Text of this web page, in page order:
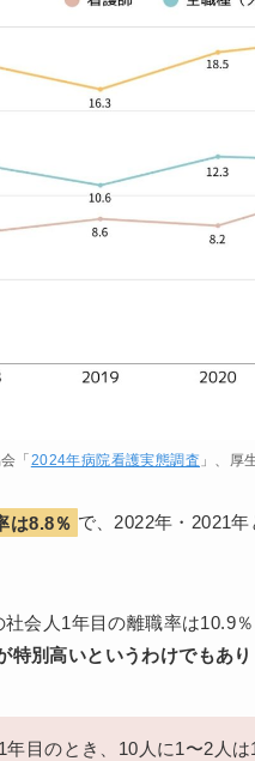
「 2024年病院看護実態調査 」、厚
は8.8％ で、2022年・2021
会人1年目の離職率は10.9
特別高いというわけでもあり
年目のとき、10人に1〜2人